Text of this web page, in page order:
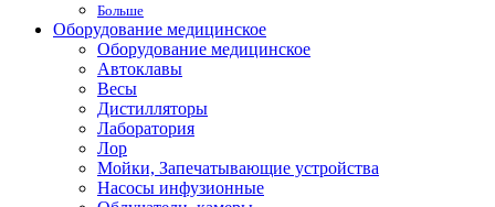
Больше
Оборудование медицинское
Оборудование медицинское
Автоклавы
Весы
Дистилляторы
Лаборатория
Лор
Мойки, Запечатывающие устройства
Насосы инфузионные